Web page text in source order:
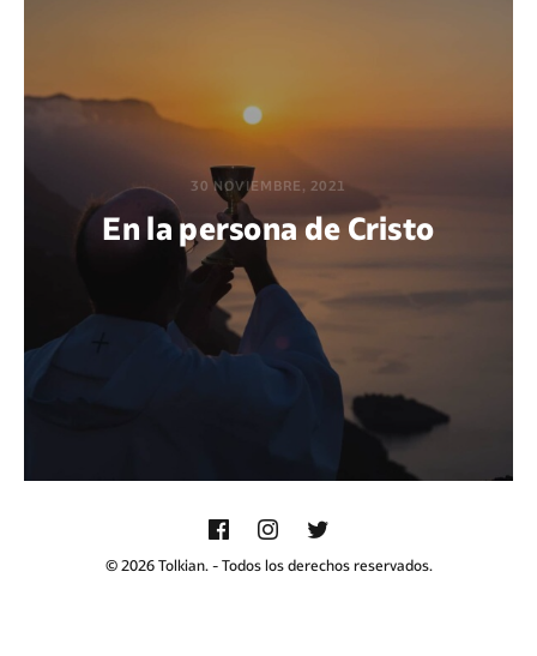
30 NOVIEMBRE, 2021
En la persona de Cristo
POR EDWIN VARGAS
© 2026 Tolkian. - Todos los derechos reservados.